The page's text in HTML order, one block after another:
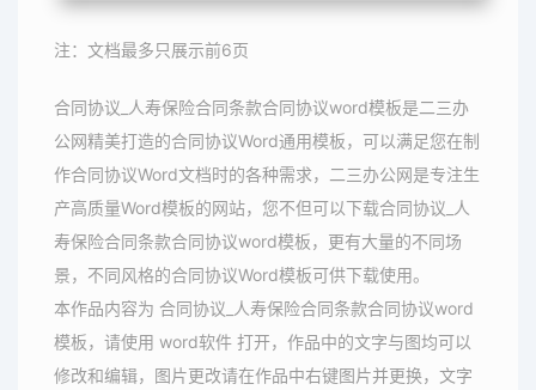
注：文档最多只展示前6页
合同协议_人寿保险合同条款合同协议word模板是二三办
公网精美打造的合同协议Word通用模板，可以满足您在制
作合同协议Word文档时的各种需求，二三办公网是专注生
产高质量Word模板的网站，您不但可以下载合同协议_人
寿保险合同条款合同协议word模板，更有大量的不同场
景，不同风格的合同协议Word模板可供下载使用。
本作品内容为 合同协议_人寿保险合同条款合同协议word
模板，请使用 word软件 打开，作品中的文字与图均可以
修改和编辑，图片更改请在作品中右键图片并更换，文字